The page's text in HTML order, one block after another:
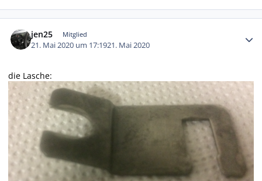
jen25 Mitglied
21. Mai 2020 um 17:1921. Mai 2020
die Lasche: